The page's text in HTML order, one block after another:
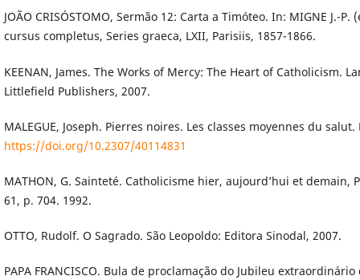
JOÃO CRISÓSTOMO, Sermão 12: Carta a Timóteo. In: MIGNE J.-P.
cursus completus, Series graeca, LXII, Parisiis, 1857-1866.
KEENAN, James. The Works of Mercy: The Heart of Catholicism.
Littlefield Publishers, 2007.
MALEGUE, Joseph. Pierres noires. Les classes moyennes du salut.
https://doi.org/10.2307/40114831
MATHON, G. Sainteté. Catholicisme hier, aujourd’hui et demain,
61, p. 704. 1992.
OTTO, Rudolf. O Sagrado. São Leopoldo: Editora Sinodal, 2007.
PAPA FRANCISCO. Bula de proclamação do Jubileu